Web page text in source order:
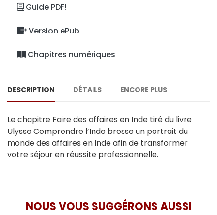
Guide PDF!
Version ePub
Chapitres numériques
DESCRIPTION DÉTAILS ENCORE PLUS
Le chapitre Faire des affaires en Inde tiré du livre
Ulysse Comprendre l’Inde brosse un portrait du
monde des affaires en Inde afin de transformer
votre séjour en réussite professionnelle.
NOUS VOUS SUGGÉRONS AUSSI